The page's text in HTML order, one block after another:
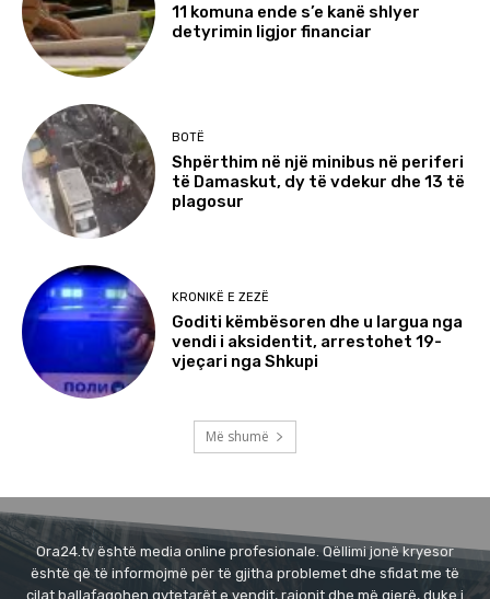
11 komuna ende s’e kanë shlyer
detyrimin ligjor financiar
BOTË
Shpërthim në një minibus në periferi
të Damaskut, dy të vdekur dhe 13 të
plagosur
KRONIKË E ZEZË
Goditi këmbësoren dhe u largua nga
vendi i aksidentit, arrestohet 19-
vjeçari nga Shkupi
Më shumë
Ora24.tv është media online profesionale. Qëllimi jonë kryesor
është që të informojmë për të gjitha problemet dhe sfidat me të
cilat ballafaqohen qytetarët e vendit, rajonit dhe më gjerë, duke i